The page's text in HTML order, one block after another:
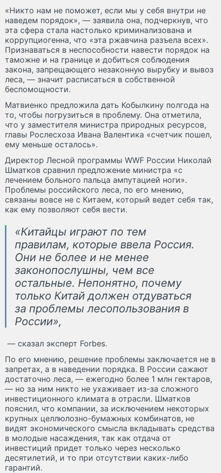
«Никто нам не поможет, если мы у себя внутри не
наведем порядок», — заявила она, подчеркнув, что
эта сфера стала настолько криминализована и
коррупциогенна, что «эта ржавчина разъела всех».
Признаваться в неспособности навести порядок на
таможне и на границе и добиться соблюдения
закона, запрещающего незаконную вырубку и вывоз
леса, — значит расписаться в собственной
беспомощности.
Матвиенко предложила дать Кобылкину полгода на
то, чтобы погрузиться в проблему. Она отметила,
что у заместителя министра природных ресурсов,
главы Рослесхоза Ивана Валентика «счетчик пошел,
ему меньше осталось».
Директор Лесной программы WWF России Николай
Шматков сравнил предложение министра «с
лечением больного пальца ампутацией ноги».
Проблемы российского леса, по его мнению,
связаны вовсе не с Китаем, который ведет себя так,
как ему позволяют себя вести.
«Китайцы играют по тем
правилам, которые ввела Россия.
Они не более и не менее
законопослушны, чем все
остальные. Непонятно, почему
только Китай должен отдуваться
за проблемы лесопользования в
России»,
— сказал эксперт Forbes.
По его мнению, решение проблемы заключается не в
запретах, а в наведении порядка. В России сажают
достаточно леса, — ежегодно более 1 млн гектаров,
— но за ним никто не ухаживает из-за сложного
инвестиционного климата в отрасли. Шматков
пояснил, что компании, за исключением некоторых
крупных целлюлозно-бумажных комбинатов, не
видят экономического смысла вкладывать средства
в молодые насаждения, так как отдача от
инвестиций придет только через несколько
десятилетий, и то при отсутствии каких-либо
гарантий.